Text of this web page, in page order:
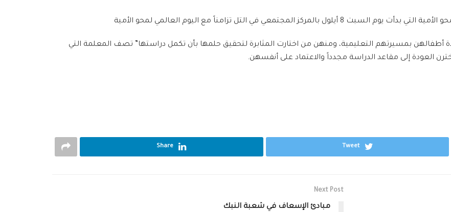
بمسيرتهم التعليمية، ومنهن من اختارت المثابرة لتحقيق حلمها بأن تكمل دراستها” تصف المعلمة التي
العودة إلى مقاعد الدراسة مجدداً والاعتماد على أنفسهن.
Tweet
Share
Next Post
مبادئ الإسعاف في شعبة النبك